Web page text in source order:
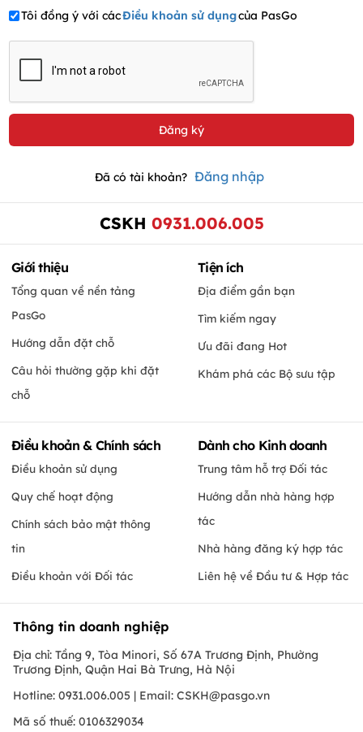
Tôi đồng ý với cácĐiều khoản sử dụngcủa PasGo
Đã có tài khoản? Đăng nhập
CSKH 0931.006.005
Giới thiệu
Tổng quan về nền tảng
PasGo
Hướng dẫn đặt chỗ
Câu hỏi thường gặp khi đặt
chỗ
Tiện ích
Địa điểm gần bạn
Tìm kiếm ngay
Ưu đãi đang Hot
Khám phá các Bộ sưu tập
Điều khoản & Chính sách
Điều khoản sử dụng
Quy chế hoạt động
Chính sách bảo mật thông
tin
Điều khoản với Đối tác
Dành cho Kinh doanh
Trung tâm hỗ trợ Đối tác
Hướng dẫn nhà hàng hợp
tác
Nhà hàng đăng ký hợp tác
Liên hệ về Đầu tư & Hợp tác
Thông tin doanh nghiệp
Địa chỉ: Tầng 9, Tòa Minori, Số 67A Trương Định, Phường
Trương Định, Quận Hai Bà Trưng, Hà Nội
Hotline: 0931.006.005 | Email: CSKH@pasgo.vn
Mã số thuế: 0106329034